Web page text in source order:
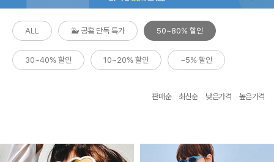
ALL 🐳 공홈 단독 특가 50~80% 할인
30~40% 할인 10~20% 할인 ~5% 할인
판매순 최신순 낮은가격 높은가격